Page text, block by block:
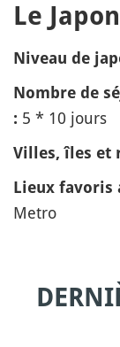
Le
Niveau de
Nombre de
: 5 * 10 jours
Villes, îles et
Lieux favoris
Metro